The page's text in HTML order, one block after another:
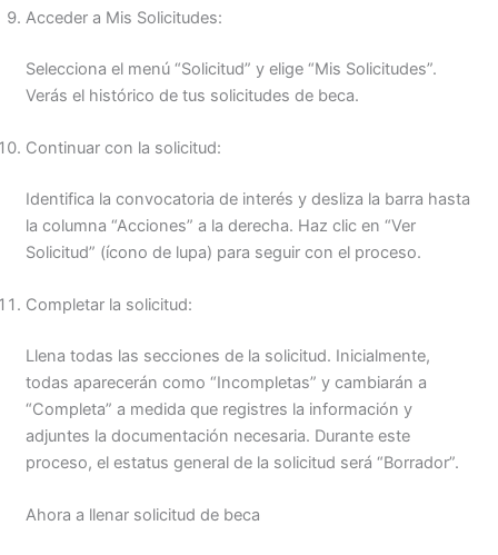
Acceder a Mis Solicitudes:
Selecciona el menú “Solicitud” y elige “Mis Solicitudes”.
Verás el histórico de tus solicitudes de beca.
Continuar con la solicitud:
Identifica la convocatoria de interés y desliza la barra hasta
la columna “Acciones” a la derecha. Haz clic en “Ver
Solicitud” (ícono de lupa) para seguir con el proceso.
Completar la solicitud:
Llena todas las secciones de la solicitud. Inicialmente,
todas aparecerán como “Incompletas” y cambiarán a
“Completa” a medida que registres la información y
adjuntes la documentación necesaria. Durante este
proceso, el estatus general de la solicitud será “Borrador”.
Ahora a llenar solicitud de beca